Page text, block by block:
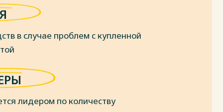
в случае проблем с купленной
лидером по количеству